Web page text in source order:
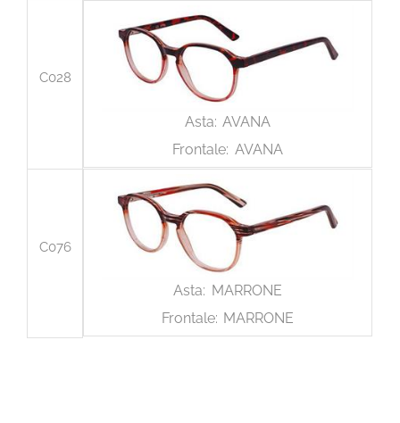
C028
Asta: AVANA
Frontale: AVANA
C076
Asta: MARRONE
Frontale: MARRONE